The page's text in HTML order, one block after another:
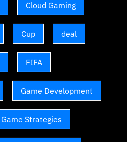
Cloud Gaming
Cup deal
FIFA
Game Development
Game Strategies